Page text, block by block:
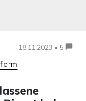
18.11.2023 • 5